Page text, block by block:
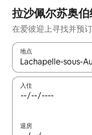
拉沙佩尔苏奥
在爱彼迎上寻找并预
地点
如有搜索结果，请使
入住
退房